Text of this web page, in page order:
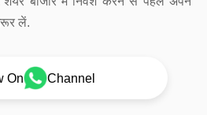
लें.
On Channel